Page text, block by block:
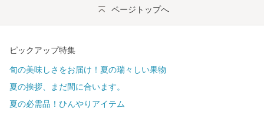
ページトップへ
ピックアップ特集
旬の美味しさをお届け！夏の瑞々しい果物
夏の挨拶、まだ間に合います。
夏の必需品！ひんやりアイテム